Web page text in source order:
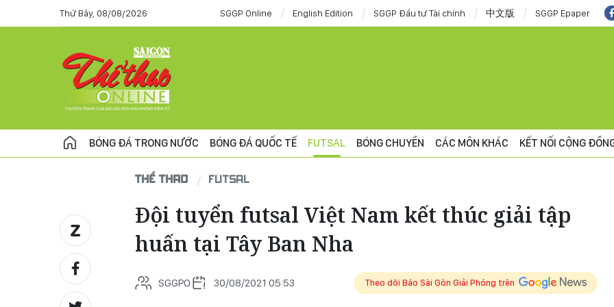
Thứ Bảy, 08/08/2026 SGGP Online English Edition SGGP Đầu tư Tài chính 中文版 SGGP Epaper
BÓNG ĐÁ TRONG NƯỚC BÓNG ĐÁ QUỐC TẾ FUTSAL BÓNG CHUYỀN CÁC MÔN KHÁC KẾT NỐI CỘNG
THỂ THAO FUTSAL
Đội tuyển futsal Việt Nam kết thúc giải tập
huấn tại Tây Ban Nha
SGGPO 30/08/2021 05:53 Theo dõi Báo Sài Gòn Giải Phóng trên